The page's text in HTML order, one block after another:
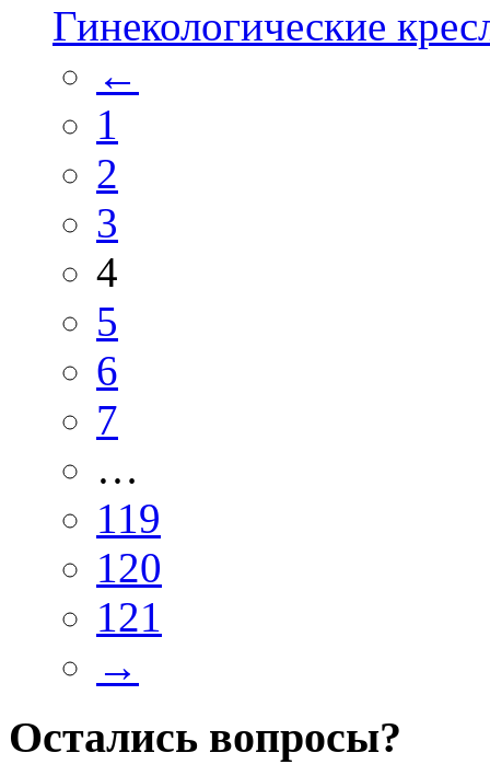
Гинекологические
←
1
2
3
4
5
6
7
…
119
120
121
→
Остались вопросы?